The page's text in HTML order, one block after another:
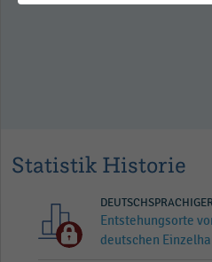
Statistik Historie
Entstehungsorte
deutschen